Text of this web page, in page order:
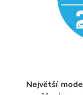
Největší